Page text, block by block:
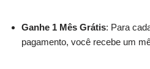
Ganhe 1 Mês Grátis: Para
pagamento, você recebe um